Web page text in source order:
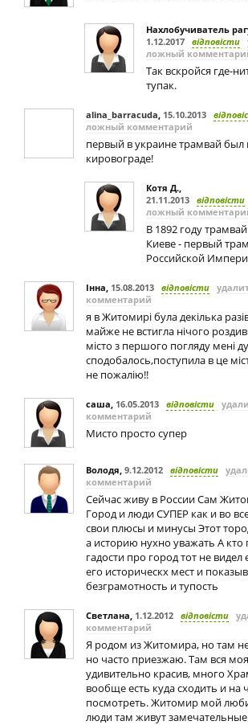
Нахлобучиватель
1.12.2017 відповісти
ложный
Так вскройся где-
тупак.
alina_barracuda, 15.10.2013
ложный комментарий
первый в украине трамвай был
кировограде!
Котя Д.,
21.11.2013 відповісти
ложный
В 1892 году
Киеве - первый
Российской
Інна, 15.08.2013 відповісти
комментарий
я в Житомирі була декілька
майже не встигла нічого
місто з першого погляду мені
сподобалось,поступила в це
не пожалію!!
саша, 16.05.2013 відповісти
комментарий
Мисто просто супер
Володя, 9.12.2012 відповісти
комментарий
Сейчас живу в России Сам
Город и люди СУПЕР как и во
свои плюсы и минусы Этот
а историю нухно уважать А кто
гадости про город тот не видел
его историческх мест и
безграмотность и тупость
Светлана, 1.12.2012 відповісти
комментарий
Я родом из Житомира, но там
но часто приезжаю. Там вся
удивительно красив, много
вообще есть куда сходить и на
посмотреть. Житомир мой
люди там живут